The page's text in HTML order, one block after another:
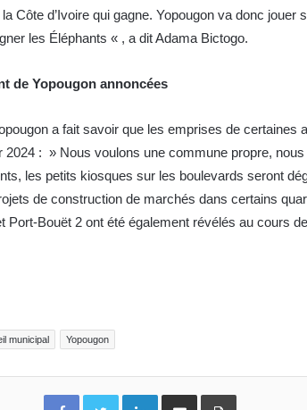
Côte d’Ivoire qui gagne. Yopougon va donc jouer
les Éléphants « , a dit Adama Bictogo.
de Yopougon annoncées
a fait savoir que les emprises de certaines
2024 : » Nous voulons une commune propre,
les petits kiosques sur les boulevards seront
de construction de marchés dans certains
Port-Bouët 2 ont été également révélés au cours
municipal Yopougon
FacebookTwitter LinkedinPartager par email Imprimer